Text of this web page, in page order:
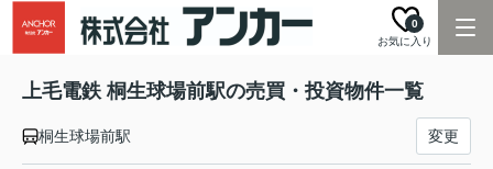
お気に入り
0
上毛電鉄 桐生球場前駅の売買・投資物件一覧
桐生球場前駅 変更